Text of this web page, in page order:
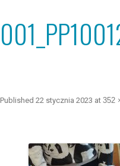
Published 22 stycznia 2023 at 352